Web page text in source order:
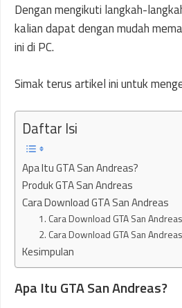
Dengan mengikuti langkah-
kalian dapat dengan mudah
ini di PC.
Simak terus artikel ini untuk
Daftar Isi
Apa Itu GTA San Andreas?
Produk GTA San Andreas
Cara Download GTA San Andreas
1. Cara Download GTA San
2. Cara Download GTA San
Kesimpulan
Apa Itu GTA San Andreas?